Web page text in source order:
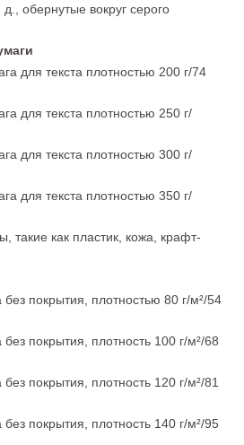
обернутые вокруг серого
для текста плотностью 200 г/74
для текста плотностью 250 г/
для текста плотностью 300 г/
для текста плотностью 350 г/
такие как пластик, кожа, крафт-
без покрытия, плотностью 80 г/м²/54
без покрытия, плотность 100 г/м²/68
без покрытия, плотность 120 г/м²/81
без покрытия, плотность 140 г/м²/95